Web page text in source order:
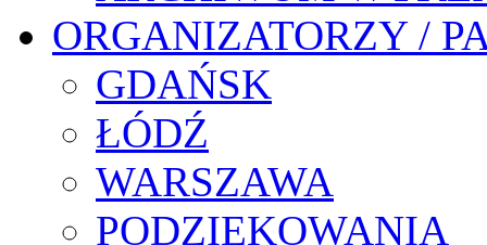
ORGANIZATORZY /
GDAŃSK
ŁÓDŹ
WARSZAWA
PODZIĘKOWANIA